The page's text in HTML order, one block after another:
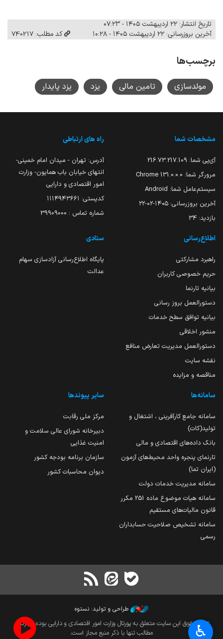
تاریخ انتشار: ۲۲ اردیبهشت ۱۴۰۵ - ۰۷:۲۳
آخرین بروزرسانی: ۲۲ اردیبهشت ۱۴۰۵ - ۱۰:۲۸
کد مطلب: 740217
برچسب‌ها
مولدسازی تامین مالی یزد یزد پایدار
مشخصات شما
آی‌پی شما: 216.73.217.109
مرورگر شما: 131.0.0.0 Chrome
سیستم‌عامل شما: Android
آخرین بروزرسانی: ۱۴۰۵-۰۲-۲۲
بازدید: 34
راه های ارتباطی
آدرس: تهران - میدان امام خمینی-
انتهای خیابان باب همایون- وزارت
امور اقتصادی و دارایی
کدپستی: ۱۱۱۴۹۴۳۶۶۱
شماره تماس : 39909000
اطلاع‌رسانی
راهبرد مشارکتی
حریم خصوصی کاربران
بیانیه تارنما
دستورالعمل بروز رسانی
بیانیه توافق سطح خدمات
منشور اخلاقی
دستورالعمل مدیریت تعارض منافع
نقشه سایت
مناقصه و مزایده
ستادی
پایگاه اطلاع‌رسانی آزادسازی سهام
عدالت
سامانه‌ها
سامانه جامع کارآفرینی ، اشتغال و
تولید(کات)
بانک داده‌های اقتصادی و مالی
تارنمای پنجره واحد محیط‌های آزمون
(ایران تما)
سامانه مدیریت خدمات دولت
سامانه هیات موضوع ماده 251 مکرر
قانون مالیات‌های مستقیم
سامانه تشخیص صلاحیت حسابداران
رسمی
سایر پیوندها
مرکز ملی رقابت
دبیرخانه شورای عالی سلامت و
امنیت غذایی
سازمان برنامه بودجه کشور
دیوان محاسبات کشور
طراحی و تولید: نستوه
تمام حقوق این سایت متعلق به پورتال وزارت امور اقتصادی و دارایی بوده و بازنشر
مطالب تنها با ذکر منبع مجاز است.
♿︎